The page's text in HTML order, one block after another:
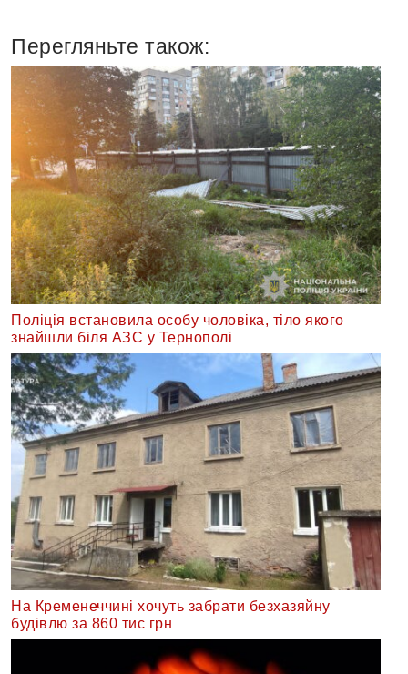
Перегляньте також:
Поліція встановила особу чоловіка, тіло якого
знайшли біля АЗС у Тернополі
На Кременеччині хочуть забрати безхазяйну
будівлю за 860 тис грн